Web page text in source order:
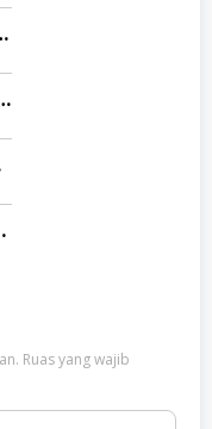
Jakarta
PT Pro Energi, Surabaya
Cimahi
Ruas yang wajib